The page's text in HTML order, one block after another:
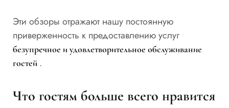
Эти обзоры отражают нашу постоянную
приверженность к предоставлению услуг
безупречное и удовлетворительное обслуживание
гостей .
Что гостям больше всего нравится